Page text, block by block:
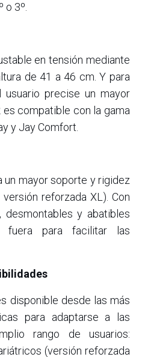
3º.
en tensión mediante
de 41 a 46 cm. Y para
precise un mayor
compatible con la gama
y Jay Comfort.
un mayor soporte y rigidez
reforzada XL). Con
desmontables y abatibles
fuera para facilitar las
disponible desde las más
para adaptarse a las
rango de usuarios:
(versión reforzada